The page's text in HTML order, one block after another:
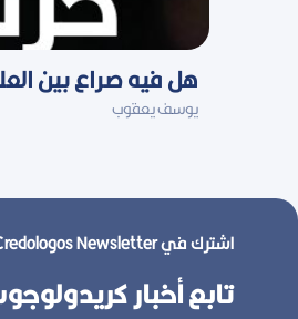
هل فيه صراع بين
يوسف يعقوب
Credologos Newsletter اشترك في
تابعأخبار